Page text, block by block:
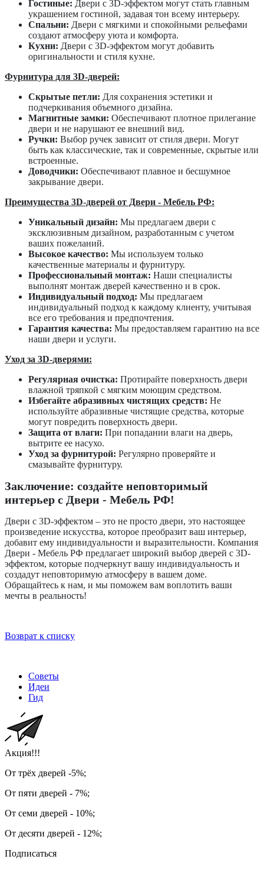
Гостиные: Двери с 3D-эффектом могут стать главным
украшением гостиной, задавая тон всему интерьеру.
Спальни: Двери с мягкими и спокойными рельефами
создают атмосферу уюта и комфорта.
Кухни: Двери с 3D-эффектом могут добавить
оригинальности и стиля кухне.
Фурнитура для 3D-дверей:
Скрытые петли: Для сохранения эстетики и
подчеркивания объемного дизайна.
Магнитные замки: Обеспечивают плотное прилегание
двери и не нарушают ее внешний вид.
Ручки: Выбор ручек зависит от стиля двери. Могут
быть как классические, так и современные, скрытые или
встроенные.
Доводчики: Обеспечивают плавное и бесшумное
закрывание двери.
Преимущества 3D-дверей от Двери - Мебель РФ:
Уникальный дизайн: Мы предлагаем двери с
эксклюзивным дизайном, разработанным с учетом
ваших пожеланий.
Высокое качество: Мы используем только
качественные материалы и фурнитуру.
Профессиональный монтаж: Наши специалисты
выполнят монтаж дверей качественно и в срок.
Индивидуальный подход: Мы предлагаем
индивидуальный подход к каждому клиенту, учитывая
все его требования и предпочтения.
Гарантия качества: Мы предоставляем гарантию на все
наши двери и услуги.
Уход за 3D-дверями:
Регулярная очистка: Протирайте поверхность двери
влажной тряпкой с мягким моющим средством.
Избегайте абразивных чистящих средств: Не
используйте абразивные чистящие средства, которые
могут повредить поверхность двери.
Защита от влаги: При попадании влаги на дверь,
вытрите ее насухо.
Уход за фурнитурой: Регулярно проверяйте и
смазывайте фурнитуру.
Заключение: создайте неповторимый
интерьер с Двери - Мебель РФ!
Двери с 3D-эффектом – это не просто двери, это настоящее
произведение искусства, которое преобразит ваш интерьер,
добавит ему индивидуальности и выразительности. Компания
Двери - Мебель РФ предлагает широкий выбор дверей с 3D-
эффектом, которые подчеркнут вашу индивидуальность и
создадут неповторимую атмосферу в вашем доме.
Обращайтесь к нам, и мы поможем вам воплотить ваши
мечты в реальность!
Возврат к списку
Советы
Идеи
Гид
Акция!!!
От трёх дверей -5%;
От пяти дверей - 7%;
От семи дверей - 10%;
От десяти дверей - 12%;
Подписаться